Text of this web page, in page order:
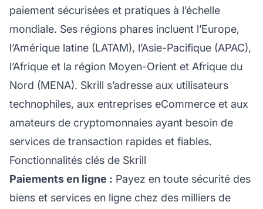
paiement sécurisées et pratiques à l’échelle
mondiale. Ses régions phares incluent l’Europe,
l’Amérique latine (LATAM), l’Asie-Pacifique (APAC),
l’Afrique et la région Moyen-Orient et Afrique du
Nord (MENA). Skrill s’adresse aux utilisateurs
technophiles, aux entreprises eCommerce et aux
amateurs de cryptomonnaies ayant besoin de
services de transaction rapides et fiables.
Fonctionnalités clés de Skrill
Paiements en ligne : Payez en toute sécurité des
biens et services en ligne chez des milliers de